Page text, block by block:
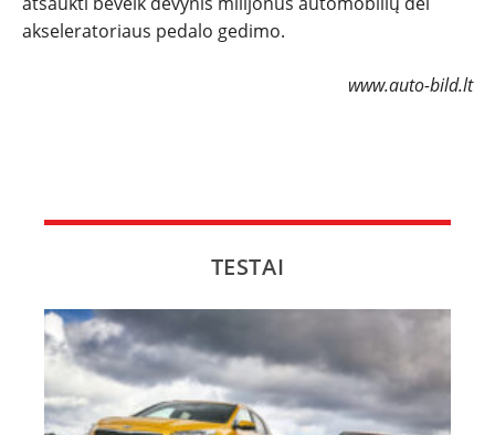
akseleratoriaus pedalo gedimo.
www.auto-bild.lt
TESTAI